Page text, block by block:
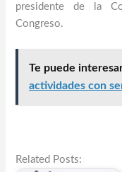
presidente de la
Congreso.
Te puede
actividades con
Related Posts: